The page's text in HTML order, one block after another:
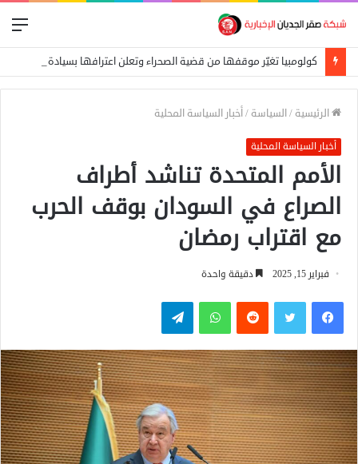
الرئيسية /السياسة /أخبار السياسة المحلية
أخبار السياسة المحلية
الأمم المتحدة تناشد أطراف
الصراع في السودان بوقف الحرب
مع اقتراب رمضان
فبراير 15, 2025 دقيقة واحدة
فيسبوكتويتر واتساب تيلقرام